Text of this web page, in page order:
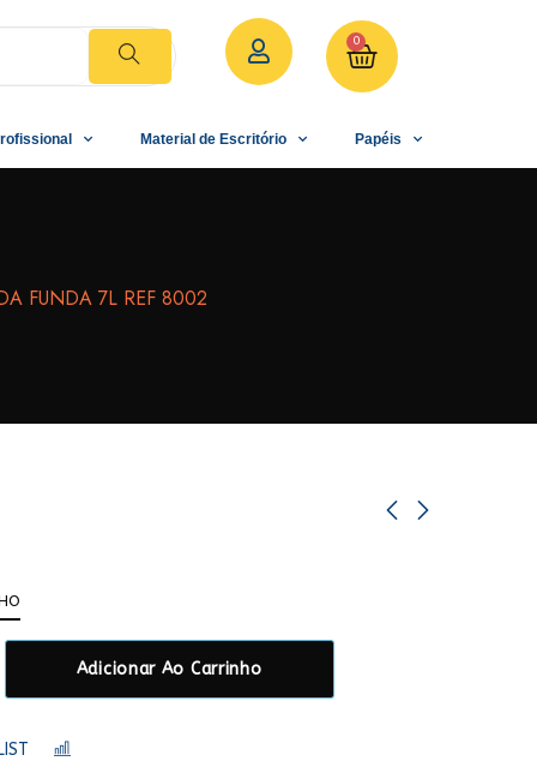
0
Material de Escritório Papéis
FUNDA 7L REF 8002
Adicionar Ao Carrinho